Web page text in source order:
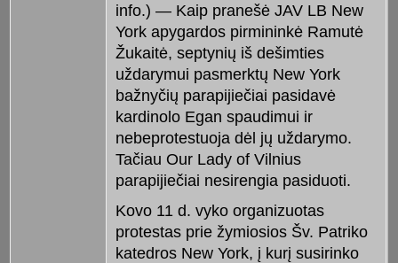
info.) — Kaip pranešė JAV LB New
York apygardos pirmininkė Ramutė
Žukaitė, septynių iš dešimties
uždarymui pasmerktų New York
bažnyčių parapijiečiai pasidavė
kardinolo Egan spaudimui ir
nebeprotestuoja dėl jų uždarymo.
Tačiau Our Lady of Vilnius
parapijiečiai nesirengia pasiduoti.
Kovo 11 d. vyko organizuotas
protestas prie žymiosios Šv. Patriko
katedros New York, į kurį susirinko